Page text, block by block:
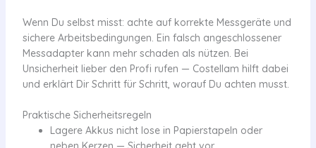
Wenn Du selbst misst: achte auf korrekte Messgeräte und
sichere Arbeitsbedingungen. Ein falsch angeschlossener
Messadapter kann mehr schaden als nützen. Bei
Unsicherheit lieber den Profi rufen — Costellam hilft dabei
und erklärt Dir Schritt für Schritt, worauf Du achten musst.
Praktische Sicherheitsregeln
Lagere Akkus nicht lose in Papierstapeln oder